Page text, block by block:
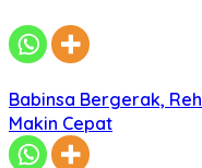
Babinsa Bergerak,
Makin Cepat